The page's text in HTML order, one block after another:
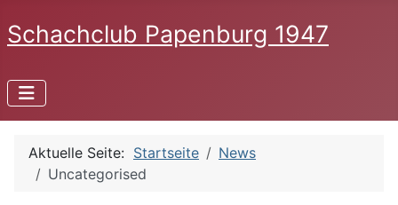
Schachclub Papenburg 1947
Aktuelle Seite: Startseite
News
Uncategorised